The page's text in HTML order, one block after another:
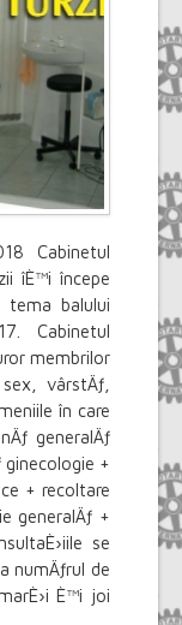
Cabinetul
îÈ™i începe
balului
Cabinetul
membrilor
vârstÄƒ,
în care
generalÄƒ
+
+ recoltare
generalÄƒ +
se
numÄƒrul de
È™i joi